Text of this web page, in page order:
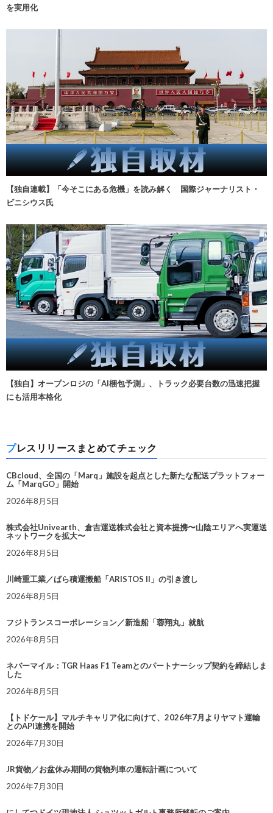
を実用化
【独自連載】「今そこにある危機」を読み解く 国際ジャーナリスト・
ビニシウス氏
【独自】オープンロジの「AI梱包予測」、トラック必要台数の迅速把握
にも活用本格化
プレスリリースまとめてチェック
CBcloud、全国の「Marq」施設を起点とした新たな配送プラットフォー
ム「MarqGO」開始
2026年8月5日
株式会社Univearth、倉吉運送株式会社と資本提携〜山陰エリアへ実運送
ネットワークを拡大〜
2026年8月5日
川崎重工業／ばら積運搬船「ARISTOS II」の引き渡し
2026年8月5日
フジトランスコーポレーション／新造船「蓉翔丸」就航
2026年8月5日
ネバーマイル：TGR Haas F1 Teamとのパートナーシップ契約を締結しま
した
2026年8月5日
【トドケール】マルチキャリア化に向けて、2026年7月よりヤマト運輸
とのAPI連携を開始
2026年7月30日
JR貨物／お盆休み期間の貨物列車の運転計画について
2026年7月30日